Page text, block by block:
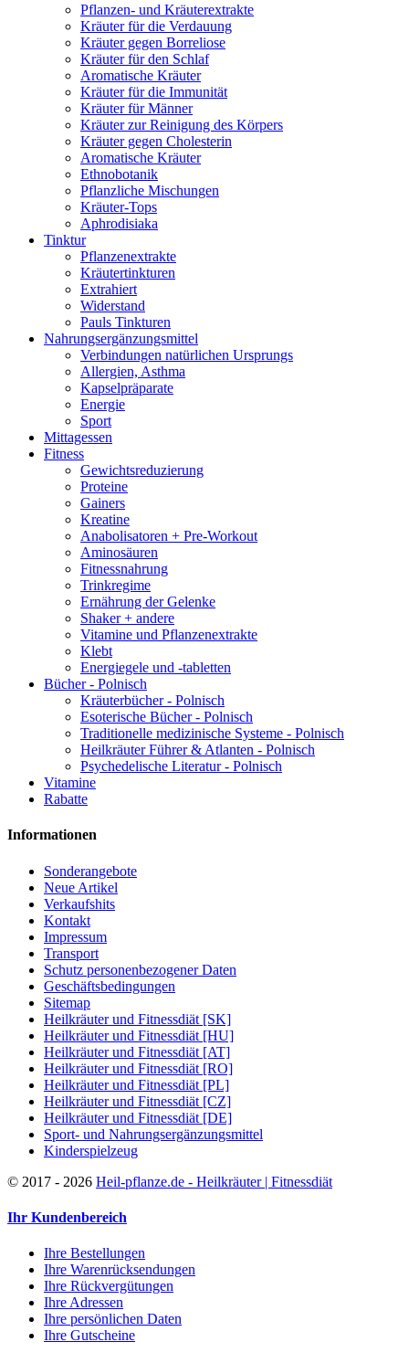
Pflanzen- und Kräuterextrakte
Kräuter für die Verdauung
Kräuter gegen Borreliose
Kräuter für den Schlaf
Aromatische Kräuter
Kräuter für die Immunität
Kräuter für Männer
Kräuter zur Reinigung des Körpers
Kräuter gegen Cholesterin
Aromatische Kräuter
Ethnobotanik
Pflanzliche Mischungen
Kräuter-Tops
Aphrodisiaka
Tinktur
Pflanzenextrakte
Kräutertinkturen
Extrahiert
Widerstand
Pauls Tinkturen
Nahrungsergänzungsmittel
Verbindungen natürlichen Ursprungs
Allergien, Asthma
Kapselpräparate
Energie
Sport
Mittagessen
Fitness
Gewichtsreduzierung
Proteine
Gainers
Kreatine
Anabolisatoren + Pre-Workout
Aminosäuren
Fitnessnahrung
Trinkregime
Ernährung der Gelenke
Shaker + andere
Vitamine und Pflanzenextrakte
Klebt
Energiegele und -tabletten
Bücher - Polnisch
Kräuterbücher - Polnisch
Esoterische Bücher - Polnisch
Traditionelle medizinische Systeme - Polnisch
Heilkräuter Führer & Atlanten - Polnisch
Psychedelische Literatur - Polnisch
Vitamine
Rabatte
Informationen
Sonderangebote
Neue Artikel
Verkaufshits
Kontakt
Impressum
Transport
Schutz personenbezogener Daten
Geschäftsbedingungen
Sitemap
Heilkräuter und Fitnessdiät [SK]
Heilkräuter und Fitnessdiät [HU]
Heilkräuter und Fitnessdiät [AT]
Heilkräuter und Fitnessdiät [RO]
Heilkräuter und Fitnessdiät [PL]
Heilkräuter und Fitnessdiät [CZ]
Heilkräuter und Fitnessdiät [DE]
Sport- und Nahrungsergänzungsmittel
Kinderspielzeug
© 2017 - 2026 Heil-pflanze.de - Heilkräuter | Fitnessdiät
Ihr Kundenbereich
Ihre Bestellungen
Ihre Warenrücksendungen
Ihre Rückvergütungen
Ihre Adressen
Ihre persönlichen Daten
Ihre Gutscheine